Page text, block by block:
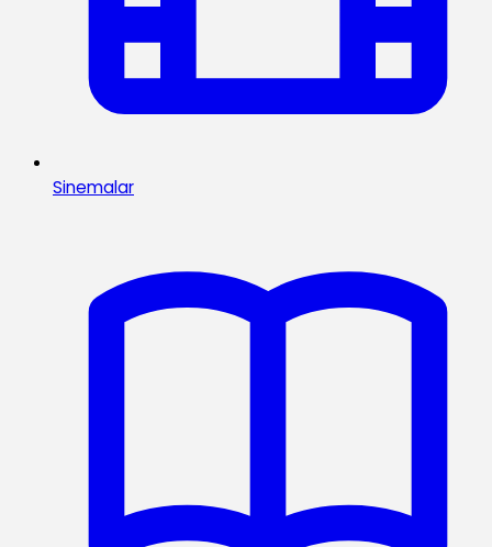
Sinemalar